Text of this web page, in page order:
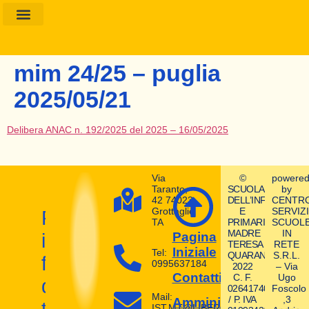
mim 24/25 – puglia
2025/05/21
Delibera ANAC n. 192/2025 del 2025 – 16/05/2025
Prepara
il
futuro
dei
Via
Taranto,
42 74023
Grottaglie
TA
Tel:
0995637184
Mail:
Pagina
Iniziale
Contatti
Amministrazione
©
SCUOLA
DELL’INFANZIA
E
PRIMARIA
MADRE
TERESA
QUARANTA
2022
C. F.
02641740580
/ P. IVA
powered
by
SERVIZI
IN
RETE
S.R.L.
– Via
Ugo
Foscolo
,3